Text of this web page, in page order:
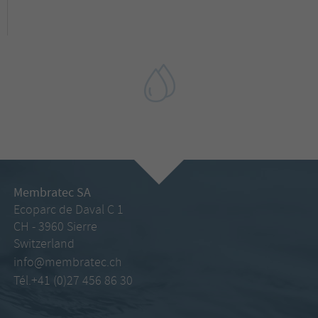
Membratec SA
Ecoparc de Daval C 1
CH - 3960 Sierre
Switzerland
info@membratec.ch
Tél.+41 (0)27 456 86 30